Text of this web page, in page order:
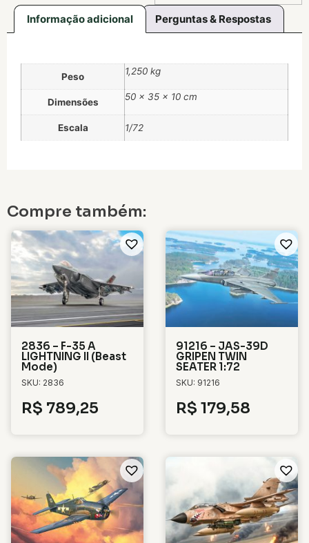
Informação adicional Perguntas & Respostas
Peso 1,250 kg
Dimensões 50 × 35 × 10 cm
Escala 1/72
Compre também:
2836 – F-35 A
LIGHTNING II (Beast
Mode)
SKU: 2836
R$ 789,25
91216 – JAS-39D
GRIPEN TWIN
SEATER 1:72
SKU: 91216
R$ 179,58